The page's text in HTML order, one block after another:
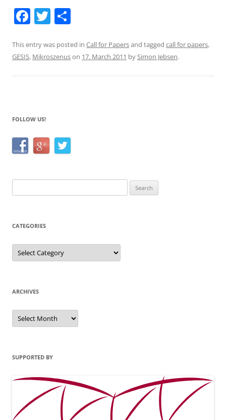
F
c
e
o
T
itt
er
ar
e
This entry was posted in Call for Papersand tagged call for papers,
GESIS, Mikroszenuson 17. March 2011 bySimon Jebsen.
FOLLOW US!
for:
CATEGORIES
Categories
ARCHIVES
Archives
SUPPORTED BY